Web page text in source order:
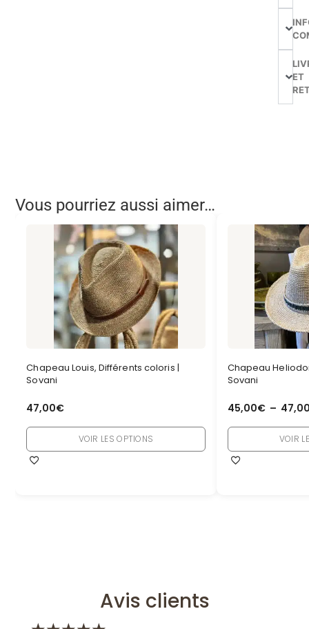
ET
Vous pourriez aussi aimer…
Chapeau Louis, Différents coloris |
Sovani
47,00€
VOIR LES OPTIONS
Chapeau
Sovani
45,00€ –
VOIR
Avis clients